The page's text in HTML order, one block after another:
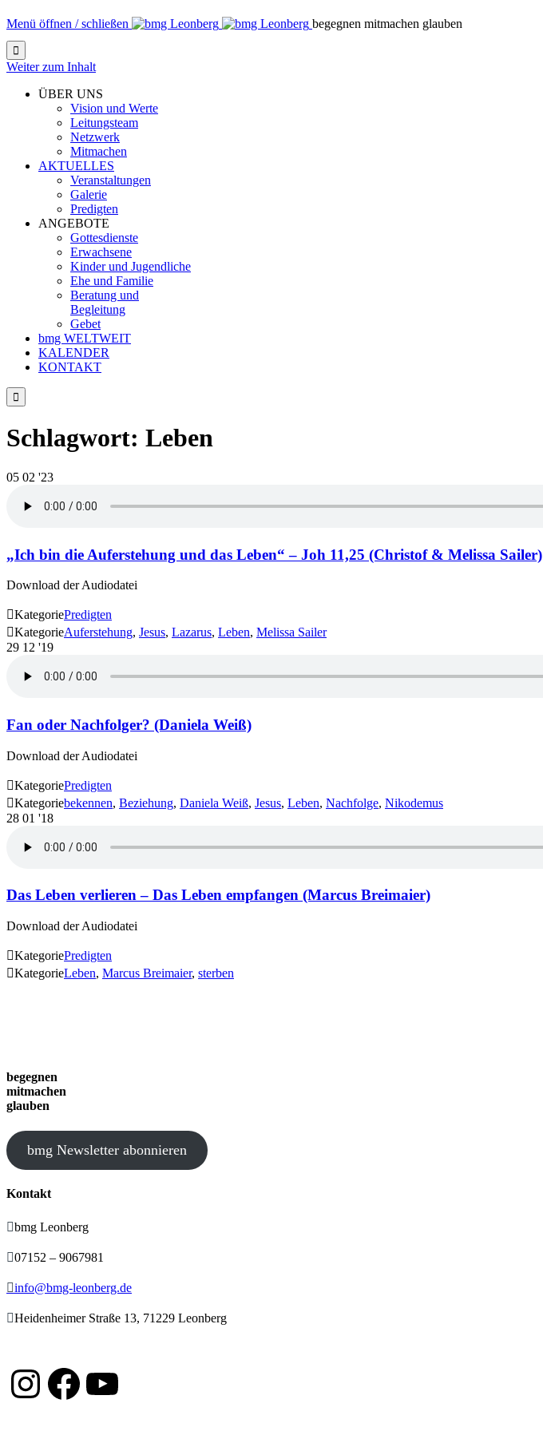
Menü öffnen / schließen begegnen mitmachen glauben

Weiter zum Inhalt
ÜBER UNS
Vision und Werte
Leitungsteam
Netzwerk
Mitmachen
AKTUELLES
Veranstaltungen
Galerie
Predigten
ANGEBOTE
Gottesdienste
Erwachsene
Kinder und Jugendliche
Ehe und Familie
Beratung und
Begleitung
Gebet
bmg WELTWEIT
KALENDER
KONTAKT

Schlagwort: Leben
05 02 '23
„Ich bin die Auferstehung und das Leben“ – Joh 11,25 (Christof & Melissa Sailer)
Download der Audiodatei
KategoriePredigten
KategorieAuferstehung, Jesus, Lazarus, Leben, Melissa Sailer
29 12 '19
Fan oder Nachfolger? (Daniela Weiß)
Download der Audiodatei
KategoriePredigten
Kategoriebekennen, Beziehung, Daniela Weiß, Jesus, Leben, Nachfolge, Nikodemus
28 01 '18
Das Leben verlieren – Das Leben empfangen (Marcus Breimaier)
Download der Audiodatei
KategoriePredigten
KategorieLeben, Marcus Breimaier, sterben
begegnen
mitmachen
glauben
bmg Newsletter abonnieren
Kontakt
bmg Leonberg
07152 – 9067981
info@bmg-leonberg.de
Heidenheimer Straße 13, 71229 Leonberg
Instagram
Facebook
YouTube